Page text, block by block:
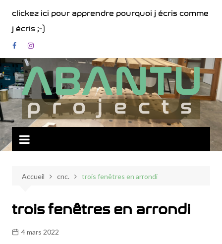
contenu
clickez ici pour apprendre pourquoi j écris comme
j écris ;-)
Accueil cnc. trois fenêtres en arrondi
trois fenêtres en arrondi
4 mars 2022